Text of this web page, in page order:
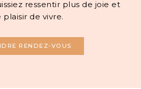
ressentir plus de joie et
plaisir de vivre.
RENDEZ-VOUS